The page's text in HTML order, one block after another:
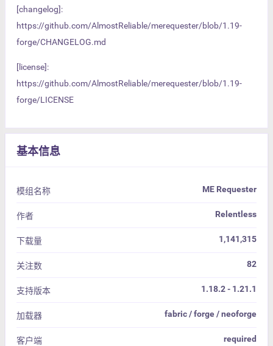
[changelog]:
https://github.com/AlmostReliable/merequester/blob/1.19-
forge/CHANGELOG.md
[license]:
https://github.com/AlmostReliable/merequester/blob/1.19-
forge/LICENSE
基本信息
模组名称 ME Requester
作者 Relentless
下载量 1,141,315
关注数 82
支持版本 1.18.2 - 1.21.1
加载器 fabric / forge / neoforge
客户端 required